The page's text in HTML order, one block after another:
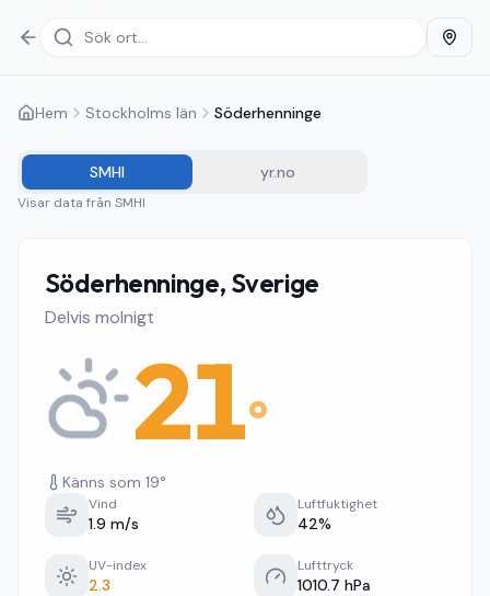
Hem Stockholms län Söderhenninge
SMHI yr.no
Visar data från SMHI
Söderhenninge, Sverige
Delvis molnigt
21°
Känns som 19°
Vind
1.9 m/s
Luftfuktighet
42%
UV-index
2.3
Lufttryck
1010.7 hPa